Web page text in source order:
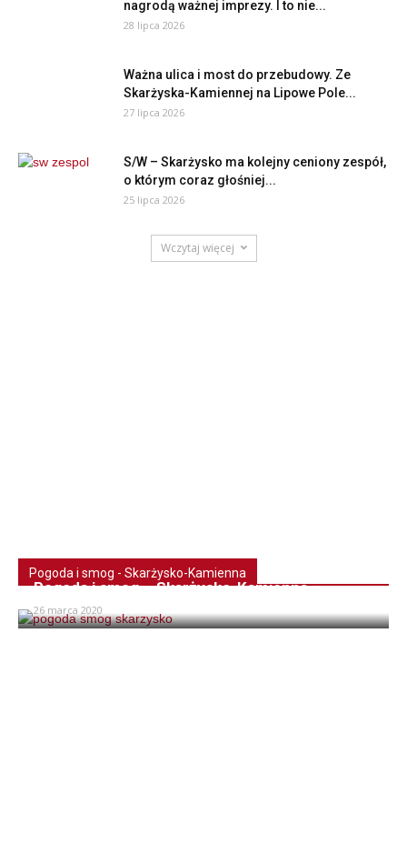
nagrodą ważnej imprezy. I to nie...
28 lipca 2026
Ważna ulica i most do przebudowy. Ze
Skarżyska-Kamiennej na Lipowe Pole...
27 lipca 2026
S/W – Skarżysko ma kolejny ceniony zespół,
o którym coraz głośniej...
25 lipca 2026
Wczytaj więcej
Pogoda i smog - Skarżysko-Kamienna
Pogoda i smog – Skarżysko-Kamienna
26 marca 2020